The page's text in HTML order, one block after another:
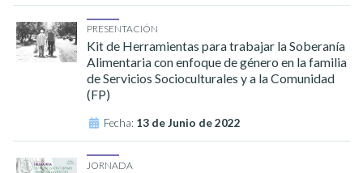
PRESENTACIÓN
Kit de Herramientas para trabajar la Soberanía
Alimentaria con enfoque de género en la familia
de Servicios Socioculturales y a la Comunidad
(FP)
Fecha: 13 de Junio de 2022
JORNADA